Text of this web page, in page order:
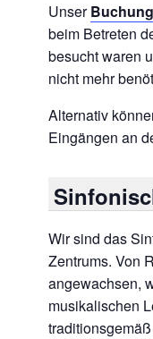
Unser
beim Betreten
besucht waren
nicht mehr
Alternativ
Eingängen an
Wir sind das
Zentrums. Von
angewachsen,
musikalischen